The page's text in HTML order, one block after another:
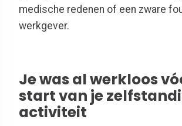
medische redenen of een zware
werkgever.
Je was al werkloos
start van je
activiteit